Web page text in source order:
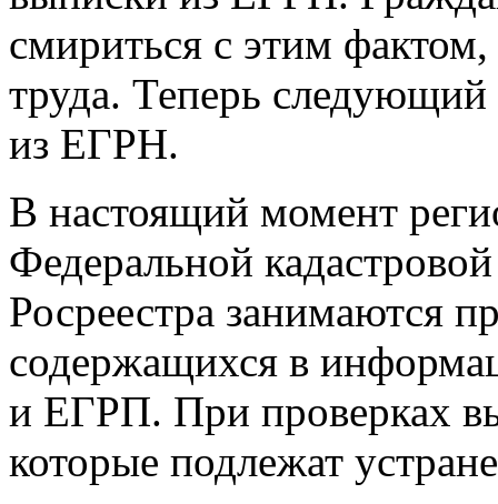
смириться с этим
труда. Теперь
из ЕГРН.
В настоящий момент
Федеральной
Росреестра занимаются
содержащихся в
и ЕГРП. При проверках
которые подлежат